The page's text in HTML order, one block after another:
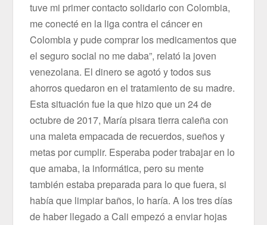
tuve mi primer contacto solidario con Colombia,
me conecté en la liga contra el cáncer en
Colombia y pude comprar los medicamentos que
el seguro social no me daba”, relató la joven
venezolana. El dinero se agotó y todos sus
ahorros quedaron en el tratamiento de su madre.
Esta situación fue la que hizo que un 24 de
octubre de 2017, María pisara tierra caleña con
una maleta empacada de recuerdos, sueños y
metas por cumplir. Esperaba poder trabajar en lo
que amaba, la informática, pero su mente
también estaba preparada para lo que fuera, si
había que limpiar baños, lo haría. A los tres días
de haber llegado a Cali empezó a enviar hojas